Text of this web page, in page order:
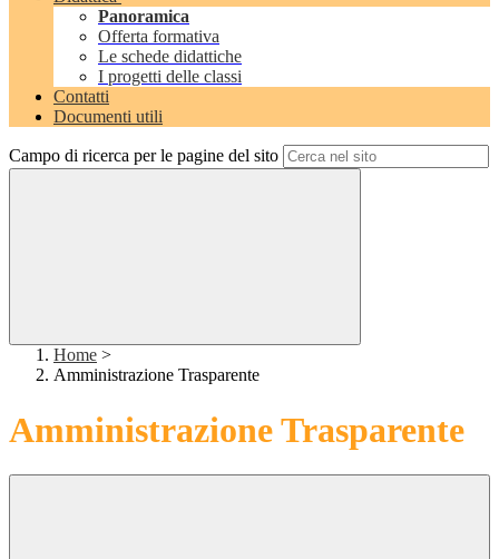
Panoramica
Offerta formativa
Le schede didattiche
I progetti delle classi
Contatti
Documenti utili
Campo di ricerca per le pagine del sito
Home >
Amministrazione Trasparente
Amministrazione Trasparente